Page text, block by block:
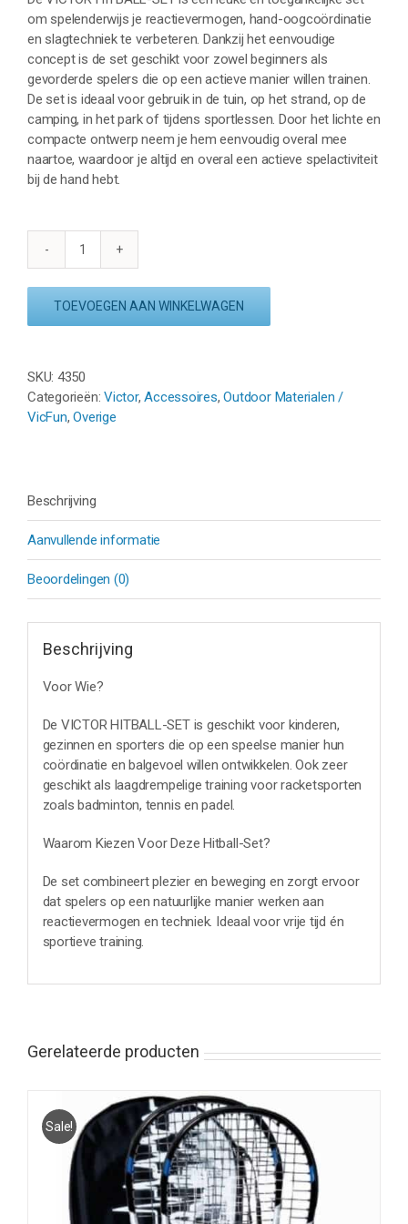
om spelenderwijs je reactievermogen, hand-oogcoördinatie
en slagtechniek te verbeteren. Dankzij het eenvoudige
concept is de set geschikt voor zowel beginners als
gevorderde spelers die op een actieve manier willen trainen.
De set is ideaal voor gebruik in de tuin, op het strand, op de
camping, in het park of tijdens sportlessen. Door het lichte en
compacte ontwerp neem je hem eenvoudig overal mee
naartoe, waardoor je altijd en overal een actieve spelactiviteit
bij de hand hebt.
VICTOR
SET
TOEVOEGEN AAN WINKELWAGEN
SKU: 4350
Categorieën:Victor,Accessoires,Outdoor Materialen /
VicFun,Overige
Beschrijving
Aanvullende informatie
Beoordelingen (0)
Beschrijving
Voor Wie?
De VICTOR HITBALL-SET is geschikt voor kinderen,
gezinnen en sporters die op een speelse manier hun
coördinatie en balgevoel willen ontwikkelen. Ook zeer
geschikt als laagdrempelige training voor racketsporten
zoals badminton, tennis en padel.
Waarom Kiezen Voor Deze Hitball-Set?
De set combineert plezier en beweging en zorgt ervoor
dat spelers op een natuurlijke manier werken aan
reactievermogen en techniek. Ideaal voor vrije tijd én
sportieve training.
Gerelateerde producten
Sale!